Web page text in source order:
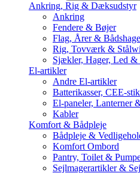
Ankring, Rig & Dæksudstyr
Ankring
Fendere & Bøjer
Flag, Årer &
Rig, Tovværk &
Sjækler, Hager, Led &
El-artikler
Andre El-artikler
Batterikasser, CEE-
El-paneler, Lanterner
Kabler
Komfort & Bådpleje
Bådpleje &
Komfort Ombord
Pantry, Toilet &
Sejlmagerartikler &